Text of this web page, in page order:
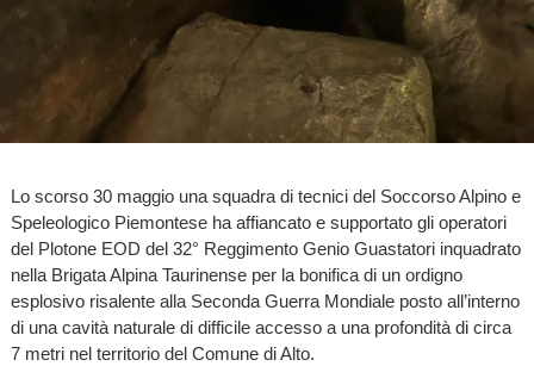
Lo scorso 30 maggio una squadra di tecnici del Soccorso Alpino e
Speleologico Piemontese ha affiancato e supportato gli operatori
del Plotone EOD del 32° Reggimento Genio Guastatori inquadrato
nella Brigata Alpina Taurinense per la bonifica di un ordigno
esplosivo risalente alla Seconda Guerra Mondiale posto all’interno
di una cavità naturale di difficile accesso a una profondità di circa
7 metri nel territorio del Comune di Alto.